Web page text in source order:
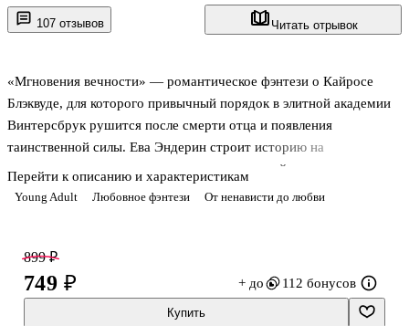
107 отзывов Читать отрывок
Young Adult Любовное фэнтези От ненависти до любви
«Мгновения вечности» — романтическое фэнтези о Кайросе
Блэквуде, для которого привычный порядок в элитной академии
Винтерсбрук рушится после смерти отца и появления
таинственной силы. Ева Эндерин строит историю на
столкновении двух миров: привилегированной среды, где статус
решает почти всё, и жизни стипендиатки, которой каждый день
сообщества, семейные тайны и вопрос, можно ли выйти за
пределы роли, которую тебе навязали. Роман подойдёт тем, кто
ищет историю об эмоциях, иерархии и внутреннем переломе в
декорациях академии.
Перейти к описанию и характеристикам
899 ₽
749 ₽ + до 112 бонусов
Купить